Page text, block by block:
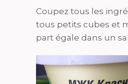
Coupez tous les
tous petits cubes et
part égale dans un